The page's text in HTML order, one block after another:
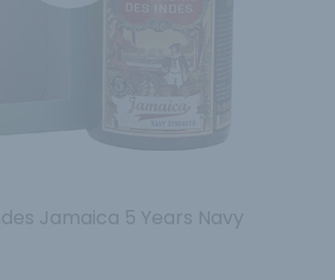
Jamaica 5 Years Navy